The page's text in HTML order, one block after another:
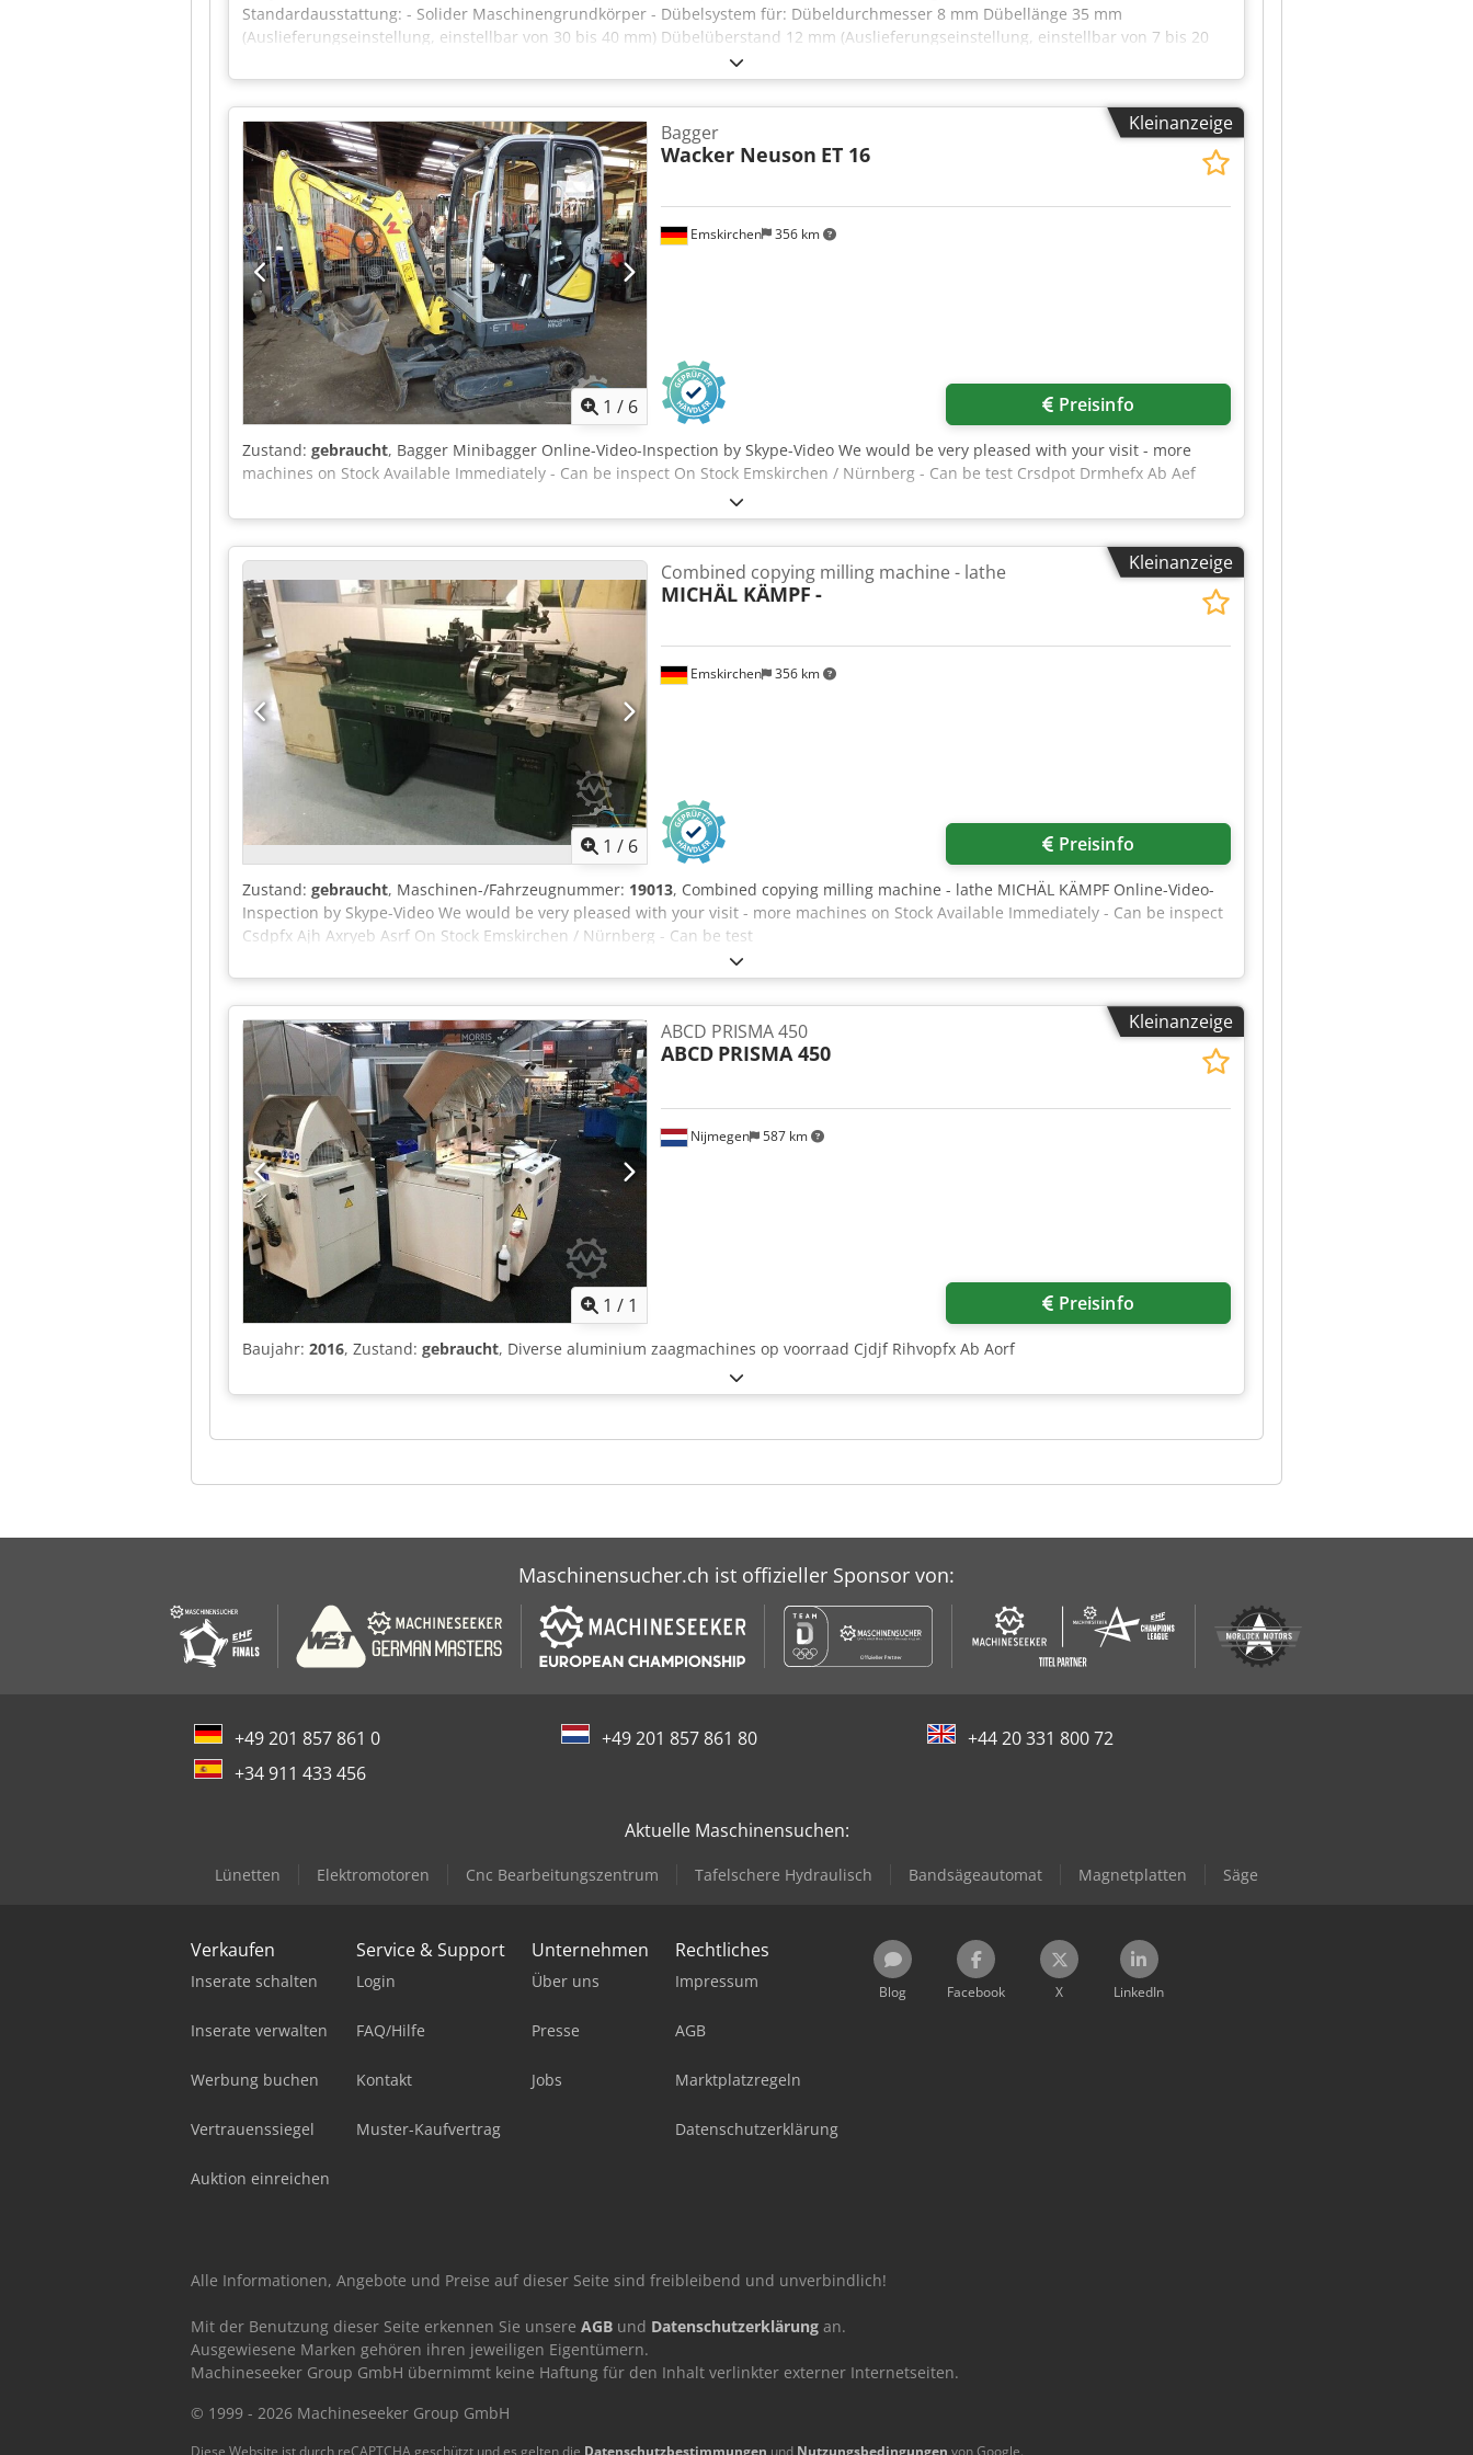
Standardausstattung: - Solider Maschinengrundkörper - Dübelsystem für: Dübeldurchmesser 8 mm Dübellänge 35 mm
(Auslieferungseinstellung, einstellbar von 30 bis 40 mm) Dübelüberstand 12 mm (Auslieferungseinstellung, einstellbar von 7 bis 20
mm) Rückschlagfreie Pistole Schwingförderer für den Dübeltransport Dübeldurchmesser- und Längenkontrolle mit Auto-DL-Selekt
System - Wasserversorgungssystem für vorgeleimte Dübel Wasserbehälter (Edelstahlbehälter 7,5 l) Geschlossenes Wassersytem mit 6
bar Wasserdruck und Spritzdüse - Elektroniksteuerung mit: Hauptschalter Ein / Aus Programmwahlschalter Wasser /
Wasser+Einschießen Potentiometer für die Dübelzuführung über Schwingförderer Potentiometer für die Wasser-Einspritz-Menge
Kontrolllampe zur Anzeige des min. Wasserstandes im Wasserbehälter - Fahrwerk - Druckluft: 6 bar / Elektrik: 230V, 1Ph, 50Hz
HoKuTech DübelJet mit Option zur Gegenlochbearbeitung: 1 Stück HoKuTech | DübelJet mit Ausbausatz für LeimJet inkl. der
Vorrichtungen zum Einhängen/Anschließen im DübelJet inkl. höhenverstellbarer Aufhängung für Leimschlauch/ inklusive: 1
HoKuTech | LeimJet Leimangabegerät zur Gegenlochbearbeitung Viskosität für PVAc-Leime bis 75.000 mPas Inkl. Dübeldüse für Ø 8
mm, Spitzdüse Standort: Flörsheim Verfügbarkeit: Sofort
Kleinanzeige
1 / 6
Emskirchen 356 km
Bagger
Wacker Neuson ET 16
Preisinfo
Zustand: gebraucht, Bagger Minibagger Online-Video-Inspection by Skype-Video We would be very pleased with your visit - more
machines on Stock Available Immediately - Can be inspect On Stock Emskirchen / Nürnberg - Can be test Crsdpot Drmhefx Ab Aef
Kleinanzeige
1 / 6
Emskirchen 356 km
Combined copying milling machine - lathe
MICHÄL KÄMPF -
Preisinfo
Zustand: gebraucht, Maschinen-/Fahrzeugnummer: 19013, Combined copying milling machine - lathe MICHÄL KÄMPF Online-Video-
Inspection by Skype-Video We would be very pleased with your visit - more machines on Stock Available Immediately - Can be inspect
Csdpfx Ajh Axryeb Asrf On Stock Emskirchen / Nürnberg - Can be test
Kleinanzeige
1 / 1
Nijmegen 587 km
ABCD PRISMA 450
ABCD PRISMA 450
Preisinfo
Baujahr: 2016, Zustand: gebraucht, Diverse aluminium zaagmachines op voorraad Cjdjf Rihvopfx Ab Aorf
Maschinensucher.ch ist offizieller Sponsor von:
+49 201 857 861 0 +49 201 857 861 80
+44 20 331 800 72
+34 911 433 456
Aktuelle Maschinensuchen:
Lünetten Elektromotoren Cnc Bearbeitungszentrum Tafelschere Hydraulisch Bandsägeautomat Magnetplatten Säge
Verkaufen
Inserate schalten
Inserate verwalten
Werbung buchen
Vertrauenssiegel
Auktion einreichen
Service & Support
Login
FAQ/Hilfe
Kontakt
Muster-Kaufvertrag
Unternehmen
Über uns
Presse
Jobs
Rechtliches
Impressum
AGB
Marktplatzregeln
Datenschutzerklärung
Blog Facebook X LinkedIn
Alle Informationen, Angebote und Preise auf dieser Seite sind freibleibend und unverbindlich!
Mit der Benutzung dieser Seite erkennen Sie unsere AGB und Datenschutzerklärung an.
Ausgewiesene Marken gehören ihren jeweiligen Eigentümern.
Machineseeker Group GmbH übernimmt keine Haftung für den Inhalt verlinkter externer Internetseiten.
© 1999 - 2026 Machineseeker Group GmbH